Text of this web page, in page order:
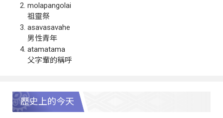
molapangolai
祖靈祭
asavasavahe
男性青年
atamatama
父字輩的稱呼
歷史上的今天